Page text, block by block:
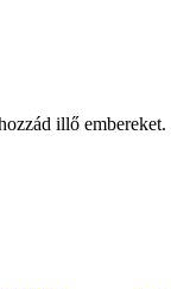
illő embereket.